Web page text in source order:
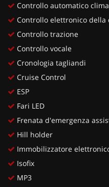
Controllo automatico clima
Controllo elettronico della
Controllo trazione
Controllo vocale
Cronologia tagliandi
Cruise Control
ESP
Fari LED
Frenata d'emergenza
Hill holder
Immobilizzatore
Isofix
MP3